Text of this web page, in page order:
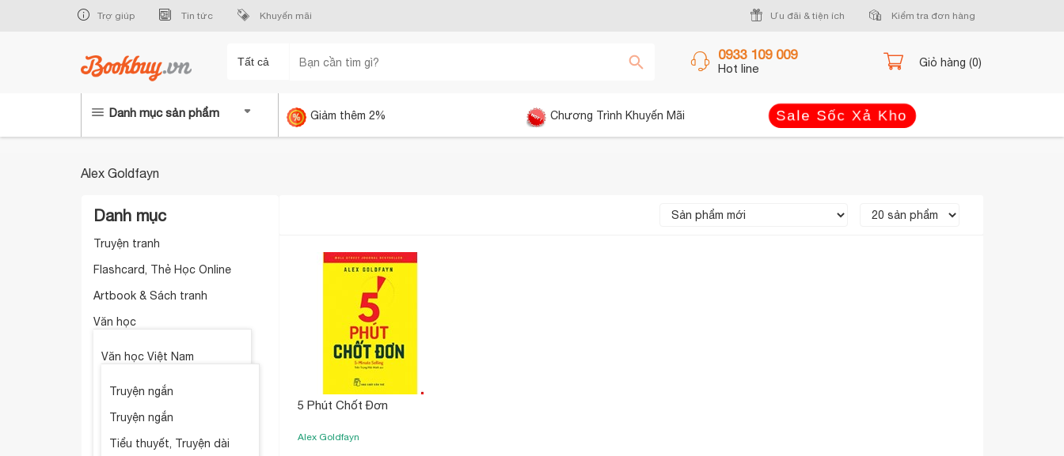
Trợ giúp Tin tức Khuyến mãi Ưu đãi & tiện ích Kiểm tra đơn hàng
Tất cả 0933 109 009
Hot line Giỏ hàng (0)
Danh mục sản phẩm Giảm thêm 2% Chương Trình Khuyến Mãi Sale Sốc Xả Kho
Alex Goldfayn
Danh mục
Truyện tranh
Flashcard, Thẻ Học Online
Artbook & Sách tranh
Văn học
Văn học Việt Nam
Truyện ngắn
Truyện ngắn
Tiểu thuyết, Truyện dài
5 Phút Chốt Đơn
Alex Goldfayn